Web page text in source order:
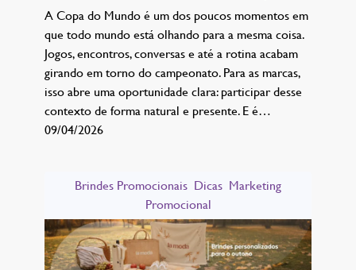
A Copa do Mundo é um dos poucos momentos em
que todo mundo está olhando para a mesma coisa.
Jogos, encontros, conversas e até a rotina acabam
girando em torno do campeonato. Para as marcas,
isso abre uma oportunidade clara: participar desse
contexto de forma natural e presente. E é…
09/04/2026
Brindes Promocionais Dicas Marketing
Promocional